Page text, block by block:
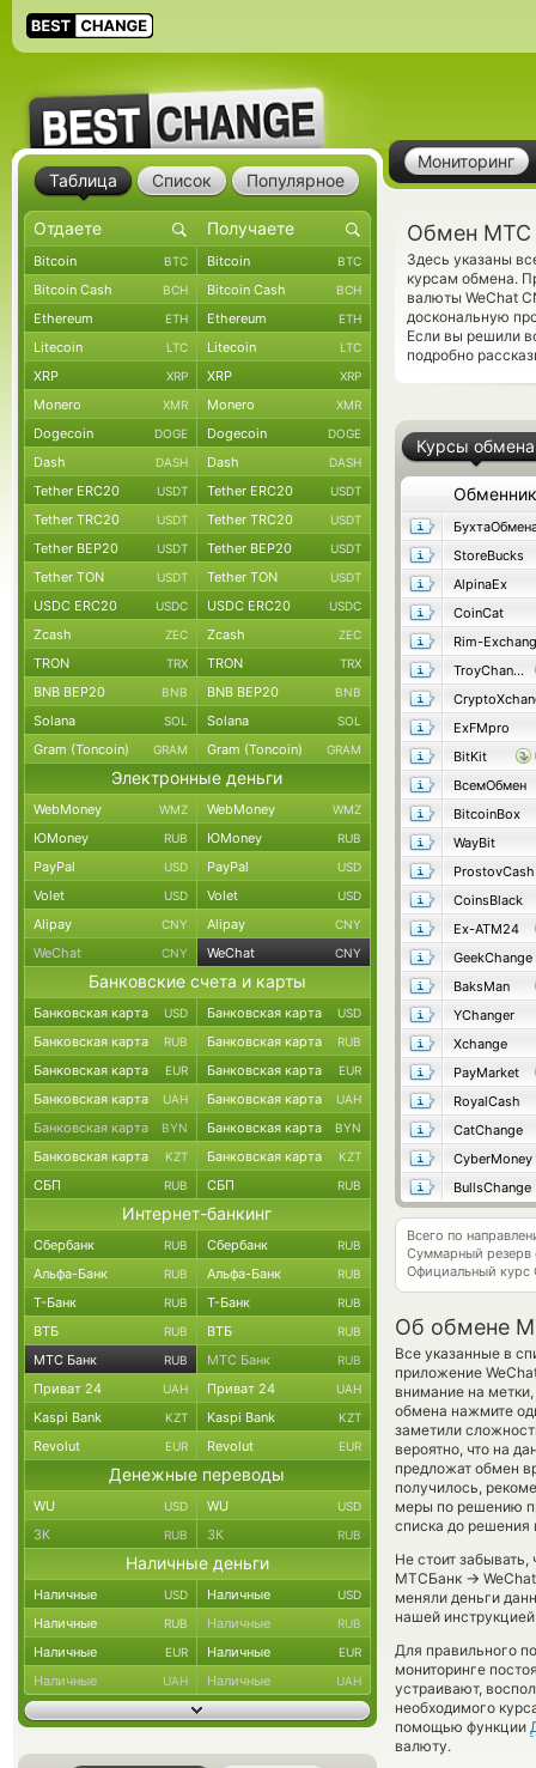
Мониторинг
Обмен МТС
Здесь указаны
курсам обмена.
валюты WeChat
доскональную
Если вы решили
подробно
Курсы обмена
Обменник
StoreBucks
AlpinaEx
CoinCat
Rim-
TroyChange
ExFMpro
BitKit
ВсемОбмен
BitcoinBox
WayBit
ProstovCash
CoinsBlack
Ex-ATM24
GeekChange
BaksMan
YChanger
Xchange
PayMarket
RoyalCash
CatChange
CyberMoney
BullsChange
Всего по
Суммарный резерв
Официальный курс
Об обмене
Все указанные в
приложение
внимание на
обмена нажмите
заметили
вероятно, что на
предложат обмен
получилось,
меры по решению
списка до решения
Не стоит
МТСБанк →
меняли деньги
нашей инструкцией
Для правильного
мониторинге
устраивают,
необходимого
помощью функции
валюту.
Таблица Список Популярное
Bitcoin BTC Bitcoin BTC
Bitcoin Cash BCH Bitcoin Cash BCH
Ethereum ETH Ethereum ETH
Litecoin LTC Litecoin LTC
XRP XRP XRP XRP
Monero XMR Monero XMR
Dogecoin DOGE Dogecoin DOGE
Dash DASH Dash DASH
Tether ERC20 USDT Tether ERC20 USDT
Tether TRC20 USDT Tether TRC20 USDT
Tether BEP20 USDT Tether BEP20 USDT
Tether TON USDT Tether TON USDT
USDC ERC20 USDC USDC ERC20 USDC
Zcash ZEC Zcash ZEC
TRON TRX TRON TRX
BNB BEP20 BNB BNB BEP20 BNB
Solana SOL Solana SOL
Gram (Toncoin) GRAM Gram (Toncoin) GRAM
Электронные деньги
WebMoney WMZ WebMoney WMZ
ЮMoney RUB ЮMoney RUB
PayPal USD PayPal USD
Volet USD Volet USD
Alipay CNY Alipay CNY
WeChat CNY WeChat CNY
Банковские счета и карты
Банковская карта USD Банковская карта USD
Банковская карта RUB Банковская карта RUB
Банковская карта EUR Банковская карта EUR
Банковская карта UAH Банковская карта UAH
Банковская карта BYN Банковская карта BYN
Банковская карта KZT Банковская карта KZT
СБП RUB СБП RUB
Интернет-банкинг
Сбербанк RUB Сбербанк RUB
Альфа-Банк RUB Альфа-Банк RUB
Т-Банк RUB Т-Банк RUB
ВТБ RUB ВТБ RUB
МТС Банк RUB МТС Банк RUB
Приват 24 UAH Приват 24 UAH
Kaspi Bank KZT Kaspi Bank KZT
Revolut EUR Revolut EUR
Денежные переводы
WU USD WU USD
ЗК RUB ЗК RUB
Наличные деньги
Наличные USD Наличные USD
Наличные RUB Наличные RUB
Наличные EUR Наличные EUR
Наличные UAH Наличные UAH